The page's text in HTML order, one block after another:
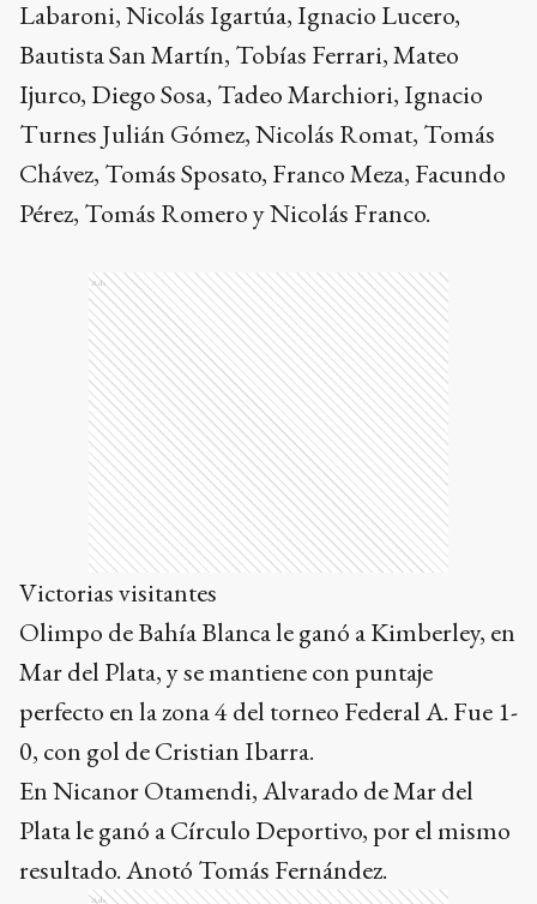
Labaroni, Nicolás Igartúa, Ignacio Lucero,
Bautista San Martín, Tobías Ferrari, Mateo
Ijurco, Diego Sosa, Tadeo Marchiori, Ignacio
Turnes Julián Gómez, Nicolás Romat, Tomás
Chávez, Tomás Sposato, Franco Meza, Facundo
Pérez, Tomás Romero y Nicolás Franco.
Ads
Victorias visitantes
Olimpo de Bahía Blanca le ganó a Kimberley, en
Mar del Plata, y se mantiene con puntaje
perfecto en la zona 4 del torneo Federal A. Fue 1-
0, con gol de Cristian Ibarra.
En Nicanor Otamendi, Alvarado de Mar del
Plata le ganó a Círculo Deportivo, por el mismo
resultado. Anotó Tomás Fernández.
Ads